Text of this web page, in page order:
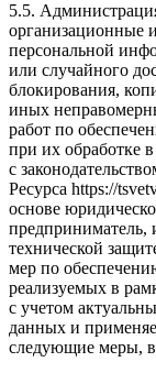
5.5.
организационные
персональной
или случайного
блокирования,
иных
работ по
при их обработке
с
Ресурса https://
основе
предприниматель,
технической
мер по
реализуемых в
с учетом
данных и
следующие меры, в